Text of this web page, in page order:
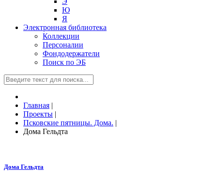
Ю
Я
Электронная библиотека
Коллекции
Персоналии
Фондодержатели
Поиск по ЭБ
Главная |
Проекты |
Псковские пятницы. Дома. |
Дома Гельдта
Дома Гельдта